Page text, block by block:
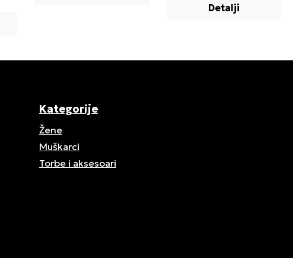
Detalji
Kategorije
Žene
Muškarci
Torbe i aksesoari